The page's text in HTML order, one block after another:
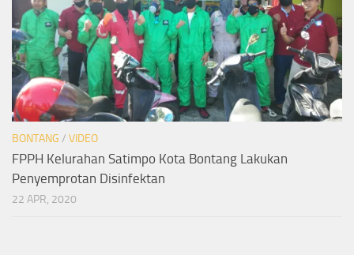
BONTANG / VIDEO
FPPH Kelurahan Satimpo Kota Bontang Lakukan
Penyemprotan Disinfektan
22 APR, 2020